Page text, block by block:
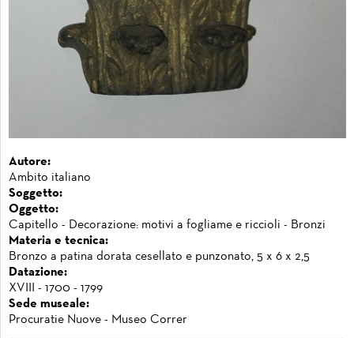
Autore:
Ambito italiano
Soggetto:
Oggetto:
Capitello - Decorazione: motivi a fogliame e riccioli - Bronzi
Materia e tecnica:
Bronzo a patina dorata cesellato e punzonato, 5 x 6 x 2,5
Datazione:
XVIII - 1700 - 1799
Sede museale:
Procuratie Nuove - Museo Correr